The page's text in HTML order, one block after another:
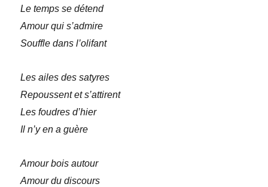
Le temps se détend
Amour qui s’admire
Souffle dans l’olifant
Les ailes des satyres
Repoussent et s’attirent
Les foudres d’hier
Il n’y en a guère
Amour bois autour
Amour du discours